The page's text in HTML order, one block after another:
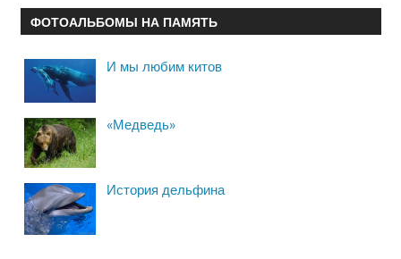
ФОТОАЛЬБОМЫ НА ПАМЯТЬ
И мы любим китов
«Медведь»
История дельфина